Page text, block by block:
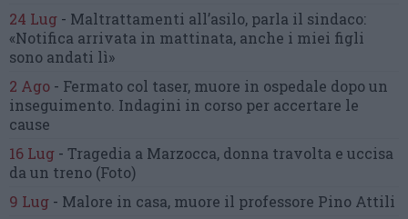
24 Lug - Maltrattamenti all’asilo, parla il sindaco:
«Notifica arrivata in mattinata, anche i miei figli
sono andati lì»
2 Ago - Fermato col taser, muore in ospedale dopo un
inseguimento. Indagini in corso per accertare le
cause
16 Lug - Tragedia a Marzocca, donna travolta e uccisa
da un treno (Foto)
9 Lug - Malore in casa, muore il professore Pino Attili